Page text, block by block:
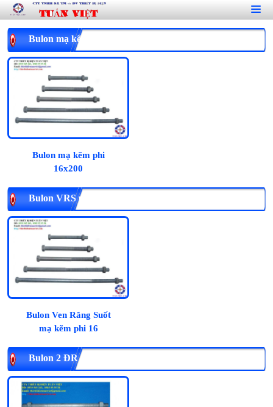
Bulon mạ kẽm phi 16
Bulon mạ kẽm phi
16x200
Bulon VRS phi 16, mạ kẽm
Bulon Ven Răng Suốt
mạ kẽm phi 16
Bulon 2 ĐR phi 16, mạ kẽm